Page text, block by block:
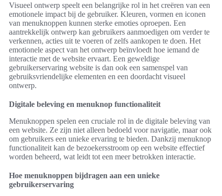
Visueel ontwerp speelt een belangrijke rol in het creëren van een
emotionele impact bij de gebruiker. Kleuren, vormen en iconen
van menuknoppen kunnen sterke emoties oproepen. Een
aantrekkelijk ontwerp kan gebruikers aanmoedigen om verder te
verkennen, acties uit te voeren of zelfs aankopen te doen. Het
emotionele aspect van het ontwerp beïnvloedt hoe iemand de
interactie met de website ervaart. Een geweldige
gebruikerservaring website is dan ook een samenspel van
gebruiksvriendelijke elementen en een doordacht visueel
ontwerp.
Digitale beleving en menuknop functionaliteit
Menuknoppen spelen een cruciale rol in de digitale beleving van
een website. Ze zijn niet alleen bedoeld voor navigatie, maar ook
om gebruikers een unieke ervaring te bieden. Dankzij menuknop
functionaliteit kan de bezoekersstroom op een website effectief
worden beheerd, wat leidt tot een meer betrokken interactie.
Hoe menuknoppen bijdragen aan een unieke
gebruikerservaring